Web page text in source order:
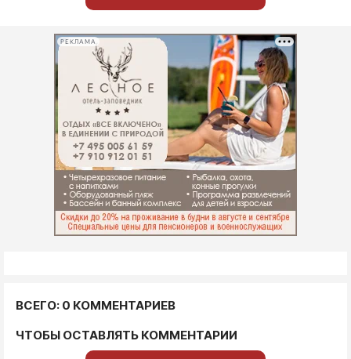
РЕКЛАМА
ВСЕГО: 0 КОММЕНТАРИЕВ
ЧТОБЫ ОСТАВЛЯТЬ КОММЕНТАРИИ